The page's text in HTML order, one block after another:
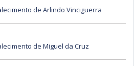
de Arlindo Vinciguerra
de Miguel da Cruz